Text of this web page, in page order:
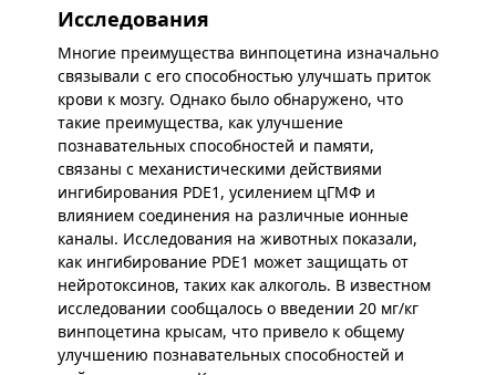
Исследования
Многие преимущества винпоцетина изначально
связывали с его способностью улучшать приток
крови к мозгу. Однако было обнаружено, что
такие преимущества, как улучшение
познавательных способностей и памяти,
связаны с механистическими действиями
ингибирования PDE1, усилением цГМФ и
влиянием соединения на различные ионные
каналы. Исследования на животных показали,
как ингибирование PDE1 может защищать от
нейротоксинов, таких как алкоголь. В известном
исследовании сообщалось о введении 20 мг/кг
винпоцетина крысам, что привело к общему
улучшению познавательных способностей и